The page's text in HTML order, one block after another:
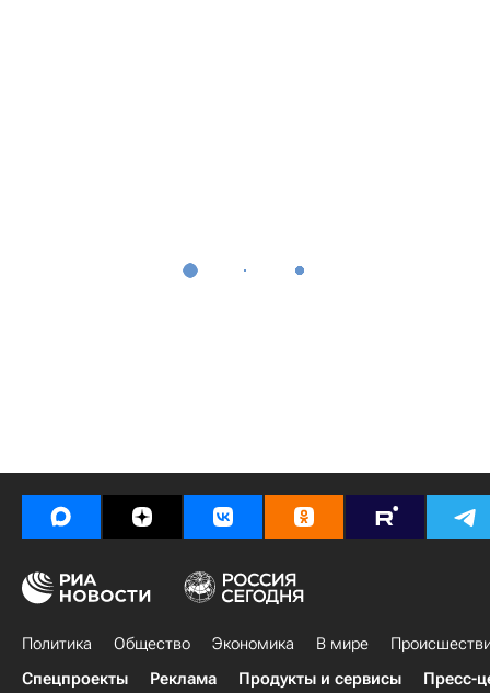
Политика Общество Экономика В мире
Спецпроекты
Реклама Продукты и сервисы Пресс-